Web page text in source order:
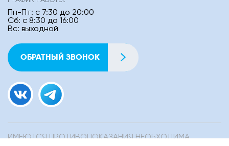
Пн-Пт: с 7:30 до 20:00
Сб: с 8:30 до 16:00
Вс: выходной
ОБРАТНЫЙ ЗВОНОК
ИМЕЮТСЯ ПРОТИВОПОКАЗАНИЯ НЕОБХОДИМА